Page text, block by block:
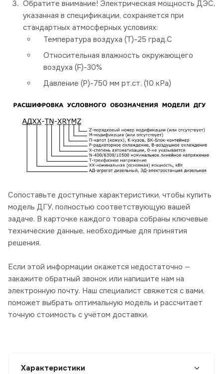
Обратите внимание! Электрическая мощность ДЭС,
указанная в спецификации, сохраняется при
стандартных атмосферных условиях:
Температура воздуха (Т)-25 град.С
Относительная влажность окружающего
воздуха (F)-30%
Давление (P)-750 мм рт.ст. (10 кРа)
Сопоставьте доступные характеристики, чтобы купить
модель ДГУ, полностью соответствующую вашей
задаче. В карточке каждого товара собраны ключевые
технические данные, необходимые для принятия
решения.
Если этой информации окажется недостаточно —
закажите обратный звонок или напишите нам на
электронную почту. Наш специалист свяжется с вами,
поможет выбрать оптимальную модель и рассчитает
точную стоимость с учётом доставки.
Характеристики